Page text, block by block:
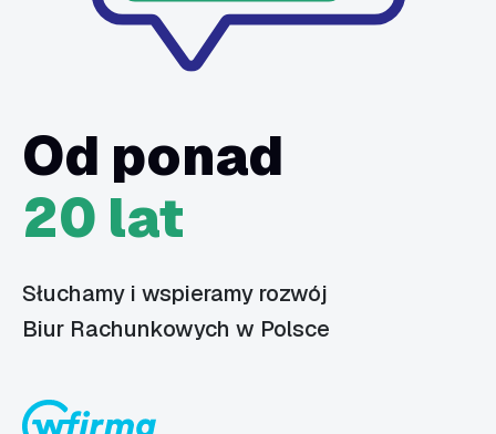
Od ponad
20 lat
Słuchamy i wspieramy rozwój
Biur Rachunkowych w Polsce